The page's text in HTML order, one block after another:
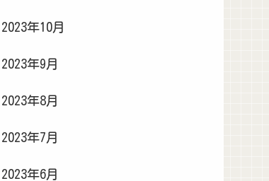
2023年10月
2023年9月
2023年8月
2023年7月
2023年6月